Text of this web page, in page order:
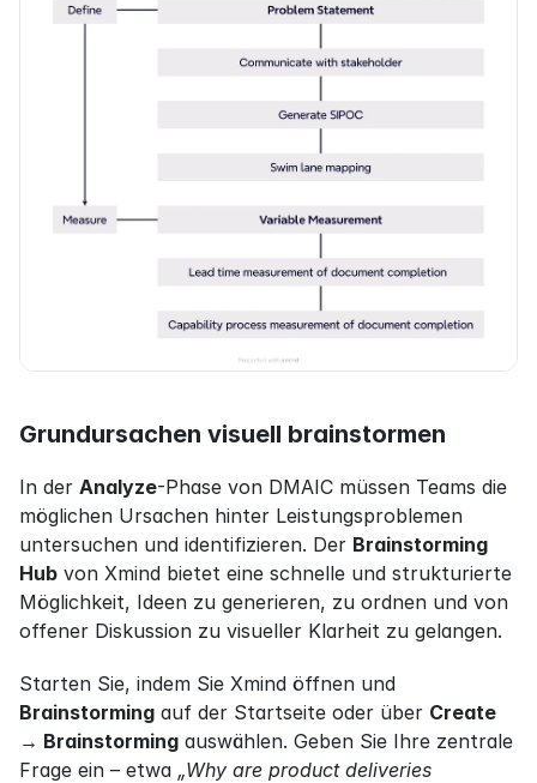
Grundursachen visuell brainstormen
In der Analyze-Phase von DMAIC müssen Teams die
möglichen Ursachen hinter Leistungsproblemen
untersuchen und identifizieren. Der Brainstorming
Hub von Xmind bietet eine schnelle und strukturierte
Möglichkeit, Ideen zu generieren, zu ordnen und von
offener Diskussion zu visueller Klarheit zu gelangen.
Brainstorming auf der Startseite oder über Create
→ Brainstorming auswählen. Geben Sie Ihre zentrale
Frage ein – etwa „Why are product deliveries